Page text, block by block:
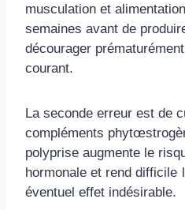
musculation et
semaines avant de
décourager
courant.
La seconde erreur est de
compléments
polyprise augmente le
hormonale et rend difficile
éventuel effet indésirable.